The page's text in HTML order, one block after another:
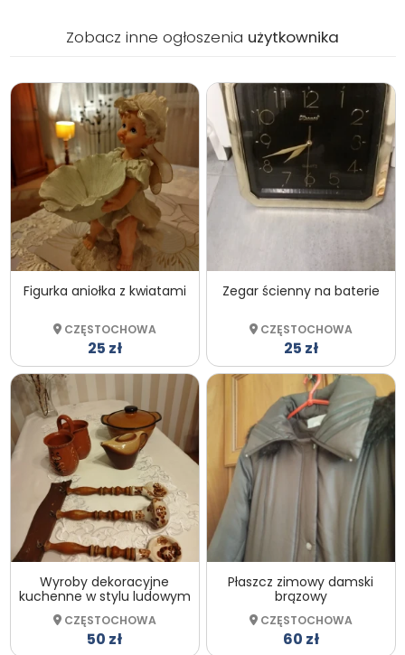
Zobacz inne ogłoszenia użytkownika
Figurka aniołka z kwiatami
CZĘSTOCHOWA
25 zł
Zegar ścienny na baterie
CZĘSTOCHOWA
25 zł
Wyroby dekoracyjne
kuchenne w stylu ludowym
CZĘSTOCHOWA
50 zł
Płaszcz zimowy damski
brązowy
CZĘSTOCHOWA
60 zł